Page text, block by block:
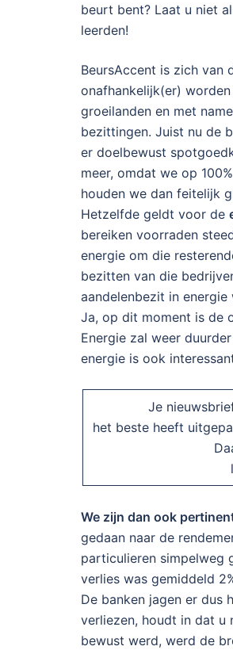
beurt bent? Laat u niet
leerden!
BeursAccent is zich van
onafhankelijk(er)
groeilanden en met
bezittingen. Juist nu de
er doelbewust
meer, omdat we op
houden we dan feitelijk
Hetzelfde geldt voor de
bereiken voorraden
energie om die
bezitten van die
aandelenbezit in
Ja, op dit moment is de
Energie zal weer
energie is ook
Je
het beste heeft
We zijn dan ook
gedaan naar de
particulieren simpelweg
verlies was gemiddeld
De banken jagen er dus
verliezen, houdt in dat u
bewust werd, werd de